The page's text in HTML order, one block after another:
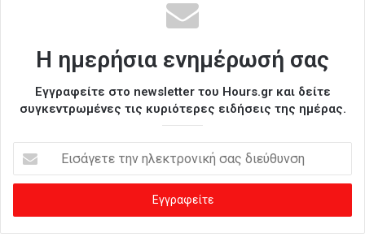
Η ημερήσια ενημέρωσή σας
Εγγραφείτε στο newsletter του Hours.gr και δείτε
συγκεντρωμένες τις κυριότερες ειδήσεις της ημέρας.
σ
γ